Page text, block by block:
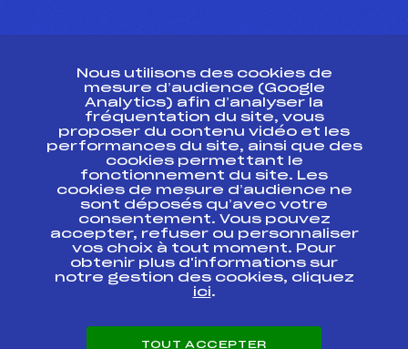
Ressources
Pass’Neige
Projet sportif fédéral
Projet de performance fédéral
Antidopage
Pôle Développement, Formation, Suivi
Scientifique
Listes ministérielles
Pôle vie de l’athlète
Enseignement professionnel
Nous utilisons des cookies de
mesure d’audience (Google
Analytics) afin d’analyser la
fréquentation du site, vous
proposer du contenu vidéo et les
performances du site, ainsi que des
cookies permettant le
fonctionnement du site. Les
cookies de mesure d’audience ne
sont déposés qu’avec votre
consentement. Vous pouvez
accepter, refuser ou personnaliser
vos choix à tout moment. Pour
obtenir plus d'informations sur
notre gestion des cookies, cliquez
ici.
TOUT ACCEPTER